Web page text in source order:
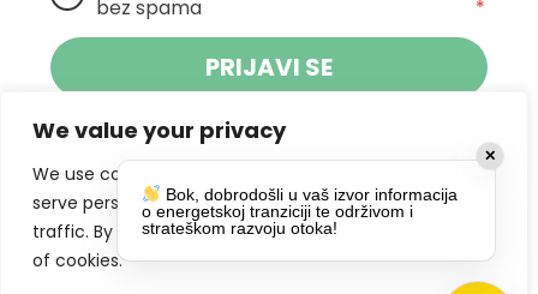
We value your privacy
We use cookies to enhance your browsing experience,
serve personalized ads or content, and analyze our
traffic. By clicking "Accept All", you consent to our use
of cookies.
bez spama
*
PRIJAVI SE
Klikom na gumb dajete suglasnost za
primanje novosti Pokreta Otoka te se
slažete spolitikom privatnosti.
DRUŠTVENE MREŽE
✕
Bok, dobrodošli u vaš izvor informacija
o energetskoj tranziciji te održivom i
strateškom razvoju otoka!